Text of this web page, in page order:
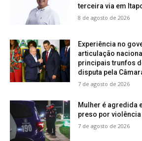
terceira via em
8 de agosto de 2026
Experiência no
articulação
principais trunfos
disputa pela
7 de agosto de 2026
Mulher é agredida
preso por
7 de agosto de 2026